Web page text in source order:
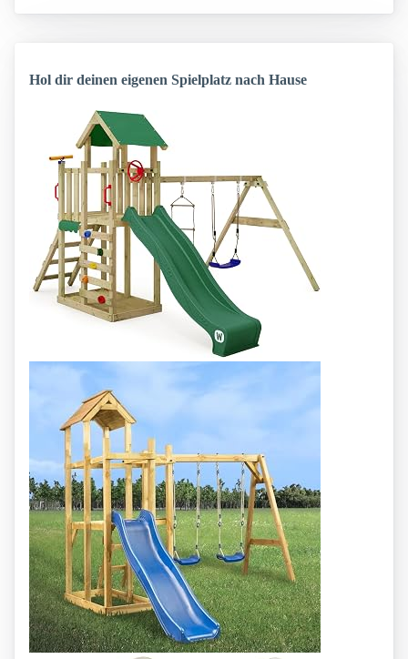
Hol dir deinen eigenen Spielplatz nach Hause